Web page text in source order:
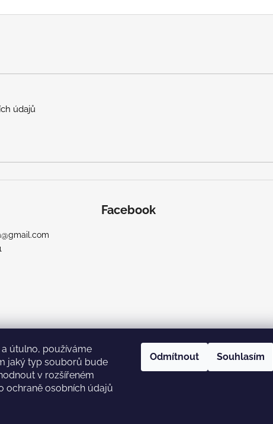
útulno, používáme
jaký typ souborů bude
v rozšířeném
ochraně osobních údajů
Odmítnout Souhlasím
údajů
@gmail.com
Facebook